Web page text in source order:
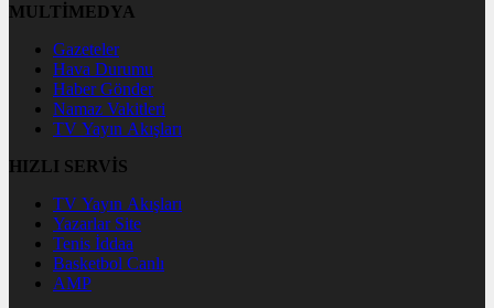
MULTİMEDYA
Gazeteler
Hava Durumu
Haber Gönder
Namaz Vakitleri
TV Yayın Akışları
HIZLI SERVİS
TV Yayın Akışları
Yazarlar Site
Tenis İddaa
Basketbol Canlı
AMP